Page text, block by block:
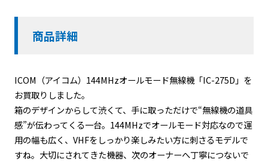
商品詳細
ICOM（アイコム）144MHzオールモード無線機「IC-275D」を
お買取りしました。
箱のデザインからして渋くて、手に取っただけで“無線機の道具
感”が伝わってくる一台。144MHzでオールモード対応なので運
用の幅も広く、VHFをしっかり楽しみたい方に刺さるモデルで
すね。大切にされてきた機器、次のオーナーへ丁寧につないで